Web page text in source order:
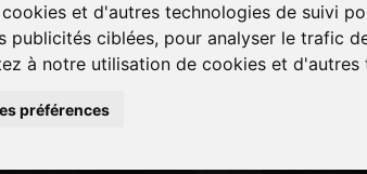
et d'autres technologies de suivi
publicités ciblées, pour analyser le trafic
à notre utilisation de cookies et d'autres
préférences